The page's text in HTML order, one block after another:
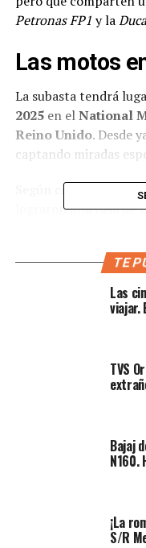
Petronas FP1 y la
Las motos
La subasta tendrá
2025en elNational
Reino Unido. Desde
captando miradas
Según cifras
lograron una tasa de
fondo potencia el
estos dos ejemplares
El experto Mike
clásicos y scooters
éxito de eventos
TE
Las
viajar.
TVS
Bajaj
N160.
¡La
S/R